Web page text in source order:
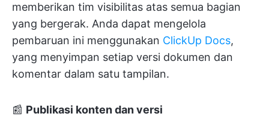
memberikan tim visibilitas atas semua bagian
yang bergerak. Anda dapat mengelola
pembaruan ini menggunakan ClickUp Docs,
yang menyimpan setiap versi dokumen dan
komentar dalam satu tampilan.
📰 Publikasi konten dan versi